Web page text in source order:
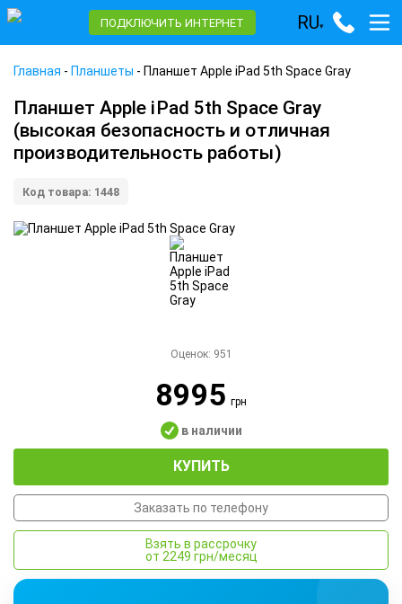
ПОДКЛЮЧИТЬ ИНТЕРНЕТ RU▾
Главная - Планшеты - Планшет Apple iPad 5th Space Gray
Планшет Apple iPad 5th Space Gray
(высокая безопасность и отличная
производительность работы)
Код товара: 1448
Оценок: 951
8995грн
в наличии
КУПИТЬ
Заказать по телефону
Взять в рассрочку
от 2249 грн/месяц